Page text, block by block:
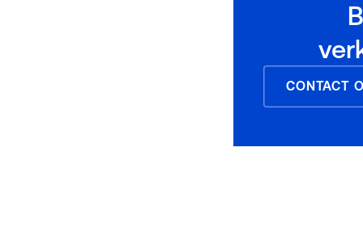
CONTACT